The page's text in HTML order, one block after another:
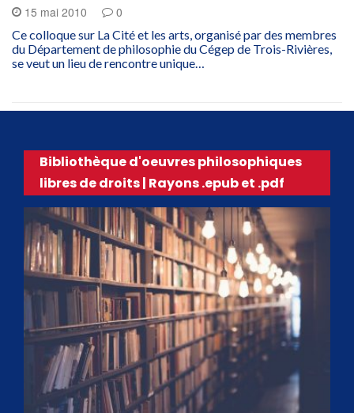
15 mai 2010 0
Ce colloque sur La Cité et les arts, organisé par des membres
du Département de philosophie du Cégep de Trois-Rivières,
se veut un lieu de rencontre unique…
Bibliothèque d'oeuvres philosophiques
libres de droits | Rayons .epub et .pdf